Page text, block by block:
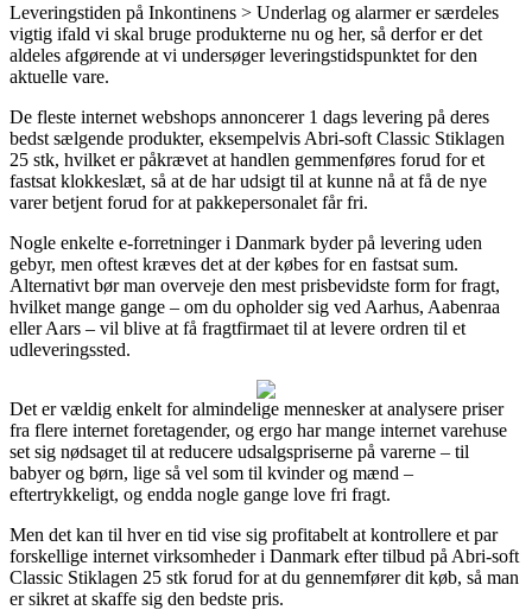
Leveringstiden på Inkontinens > Underlag og alarmer er særdeles
vigtig ifald vi skal bruge produkterne nu og her, så derfor er det
aldeles afgørende at vi undersøger leveringstidspunktet for den
aktuelle vare.
De fleste internet webshops annoncerer 1 dags levering på deres
bedst sælgende produkter, eksempelvis Abri-soft Classic Stiklagen
25 stk, hvilket er påkrævet at handlen gemmenføres forud for et
fastsat klokkeslæt, så at de har udsigt til at kunne nå at få de nye
varer betjent forud for at pakkepersonalet får fri.
Nogle enkelte e-forretninger i Danmark byder på levering uden
gebyr, men oftest kræves det at der købes for en fastsat sum.
Alternativt bør man overveje den mest prisbevidste form for fragt,
hvilket mange gange – om du opholder sig ved Aarhus, Aabenraa
eller Aars – vil blive at få fragtfirmaet til at levere ordren til et
udleveringssted.
Det er vældig enkelt for almindelige mennesker at analysere priser
fra flere internet foretagender, og ergo har mange internet varehuse
set sig nødsaget til at reducere udsalgspriserne på varerne – til
babyer og børn, lige så vel som til kvinder og mænd –
eftertrykkeligt, og endda nogle gange love fri fragt.
Men det kan til hver en tid vise sig profitabelt at kontrollere et par
forskellige internet virksomheder i Danmark efter tilbud på Abri-soft
Classic Stiklagen 25 stk forud for at du gennemfører dit køb, så man
er sikret at skaffe sig den bedste pris.